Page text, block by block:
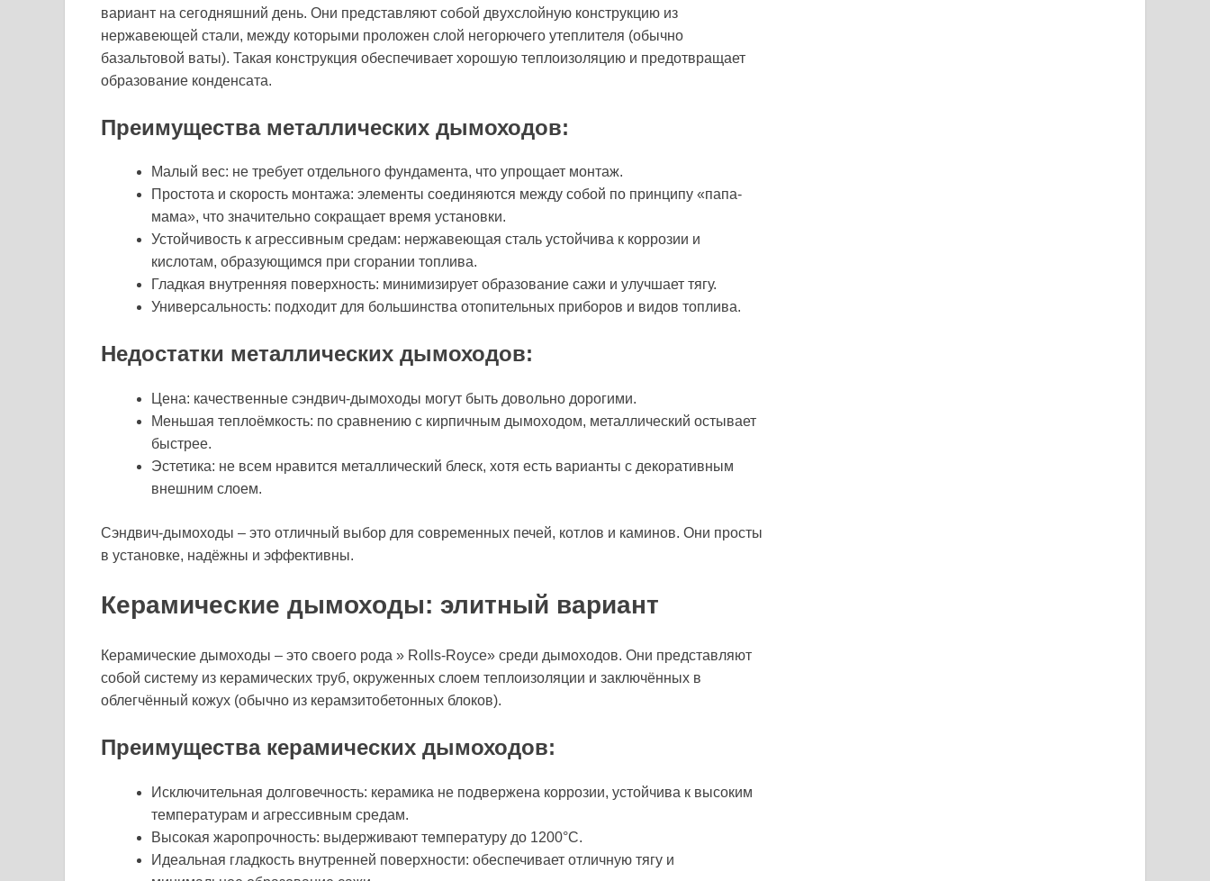
вариант на сегодняшний день. Они представляют собой двухслойную конструкцию из
нержавеющей стали, между которыми проложен слой негорючего утеплителя (обычно
базальтовой ваты). Такая конструкция обеспечивает хорошую теплоизоляцию и предотвращает
образование конденсата.
Преимущества металлических дымоходов:
Малый вес: не требует отдельного фундамента, что упрощает монтаж.
Простота и скорость монтажа: элементы соединяются между собой по принципу «папа-
мама», что значительно сокращает время установки.
Устойчивость к агрессивным средам: нержавеющая сталь устойчива к коррозии и
кислотам, образующимся при сгорании топлива.
Гладкая внутренняя поверхность: минимизирует образование сажи и улучшает тягу.
Универсальность: подходит для большинства отопительных приборов и видов топлива.
Недостатки металлических дымоходов:
Цена: качественные сэндвич-дымоходы могут быть довольно дорогими.
Меньшая теплоёмкость: по сравнению с кирпичным дымоходом, металлический остывает
быстрее.
Эстетика: не всем нравится металлический блеск, хотя есть варианты с декоративным
внешним слоем.
Сэндвич-дымоходы – это отличный выбор для современных печей, котлов и каминов. Они просты
в установке, надёжны и эффективны.
Керамические дымоходы: элитный вариант
Керамические дымоходы – это своего рода » Rolls-Royce» среди дымоходов. Они представляют
собой систему из керамических труб, окруженных слоем теплоизоляции и заключённых в
облегчённый кожух (обычно из керамзитобетонных блоков).
Преимущества керамических дымоходов:
Исключительная долговечность: керамика не подвержена коррозии, устойчива к высоким
температурам и агрессивным средам.
Высокая жаропрочность: выдерживают температуру до 1200°C.
Идеальная гладкость внутренней поверхности: обеспечивает отличную тягу и